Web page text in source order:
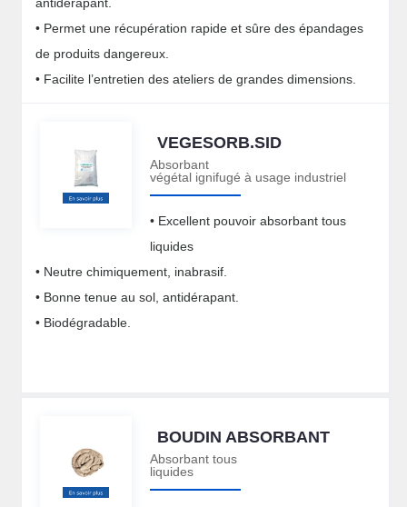
• Permet une récupération rapide et sûre des épandages
de produits dangereux.
• Facilite l’entretien des ateliers de grandes dimensions.
VEGESORB.SID
Absorbant
végétal ignifugé à usage industriel
• Excellent pouvoir absorbant tous
liquides
• Neutre chimiquement, inabrasif.
• Bonne tenue au sol, antidérapant.
• Biodégradable.
BOUDIN ABSORBANT
Absorbant tous
liquides